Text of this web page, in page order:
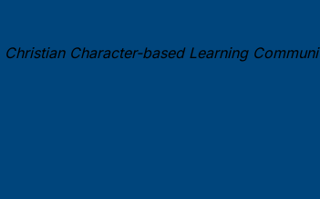
Christian Character-based Learning